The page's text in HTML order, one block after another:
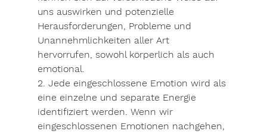
uns auswirken und potenzielle
Herausforderungen, Probleme und
Unannehmlichkeiten aller Art
hervorrufen, sowohl körperlich als auch
emotional.
2. Jede eingeschlossene Emotion wird als
eine einzelne und separate Energie
identifiziert werden. Wenn wir
eingeschlossenen Emotionen nachgehen,